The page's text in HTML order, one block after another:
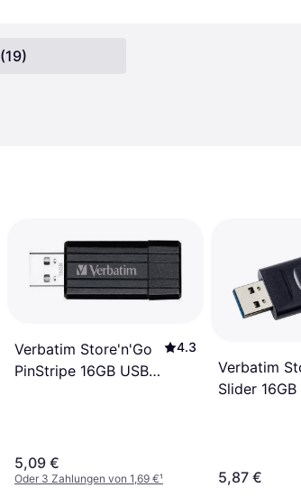
Alle anzeigen (19)
Verbatim Store'n'Go
PinStripe 16GB USB
4.3
5,09 €
Oder 3 Zahlungen von 1,69 €¹
Verbatim
Slider
5,87 €